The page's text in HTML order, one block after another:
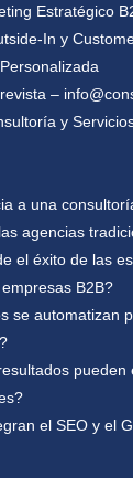
Estratégico
In y
–
y
a una
agencias
el éxito de las
B2B?
se automatizan
pueden
el SEO y el